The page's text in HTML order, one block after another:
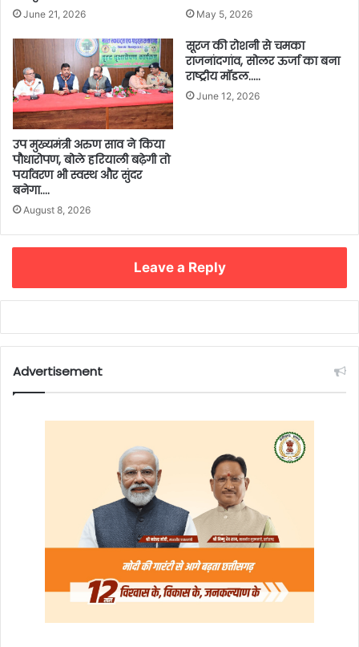
June 21, 2026 May 5, 2026
उप मुख्यमंत्री अरुण साव ने किया
पौधारोपण, बोले हरियाली बढ़ेगी तो
पर्यावरण भी स्वस्थ और सुंदर
बनेगा….
August 8, 2026
सूरज की रोशनी से चमका
राजनांदगांव, सोलर ऊर्जा का बना
राष्ट्रीय मॉडल…..
June 12, 2026
Leave a Reply
Advertisement